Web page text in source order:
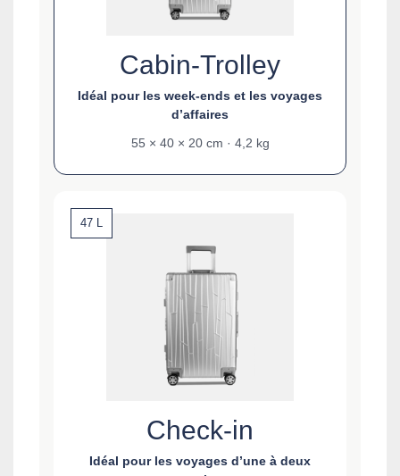
Cabin-Trolley
Idéal pour les week-ends et les voyages
d’affaires
55 × 40 × 20 cm · 4,2 kg
47 L
Check-in
Idéal pour les voyages d’une à deux